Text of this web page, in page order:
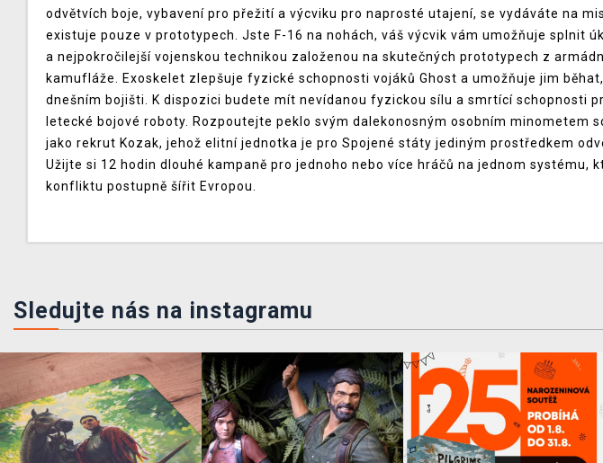
odvětvích boje, vybavení pro přežití a výcviku pro naprosté utajení, se vydáváte na
existuje pouze v prototypech. Jste F-16 na nohách, váš výcvik vám umožňuje splnit
a nejpokročilejší vojenskou technikou založenou na skutečných prototypech z
kamufláže. Exoskelet zlepšuje fyzické schopnosti vojáků Ghost a umožňuje jim
dnešním bojišti. K dispozici budete mít nevídanou fyzickou sílu a smrtící schopnosti
letecké bojové roboty. Rozpoutejte peklo svým dalekonosným osobním minometem
jako rekrut Kozak, jehož elitní jednotka je pro Spojené státy jediným prostředkem
Užijte si 12 hodin dlouhé kampaně pro jednoho nebo více hráčů na jednom
konfliktu postupně šířit Evropou.
Sledujte nás na instagramu